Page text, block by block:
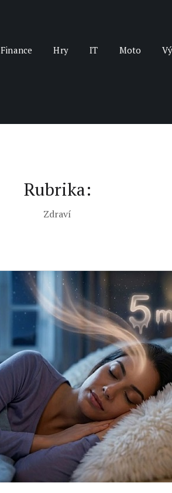
Finance Hry IT Moto
Rubrika:
Zdraví